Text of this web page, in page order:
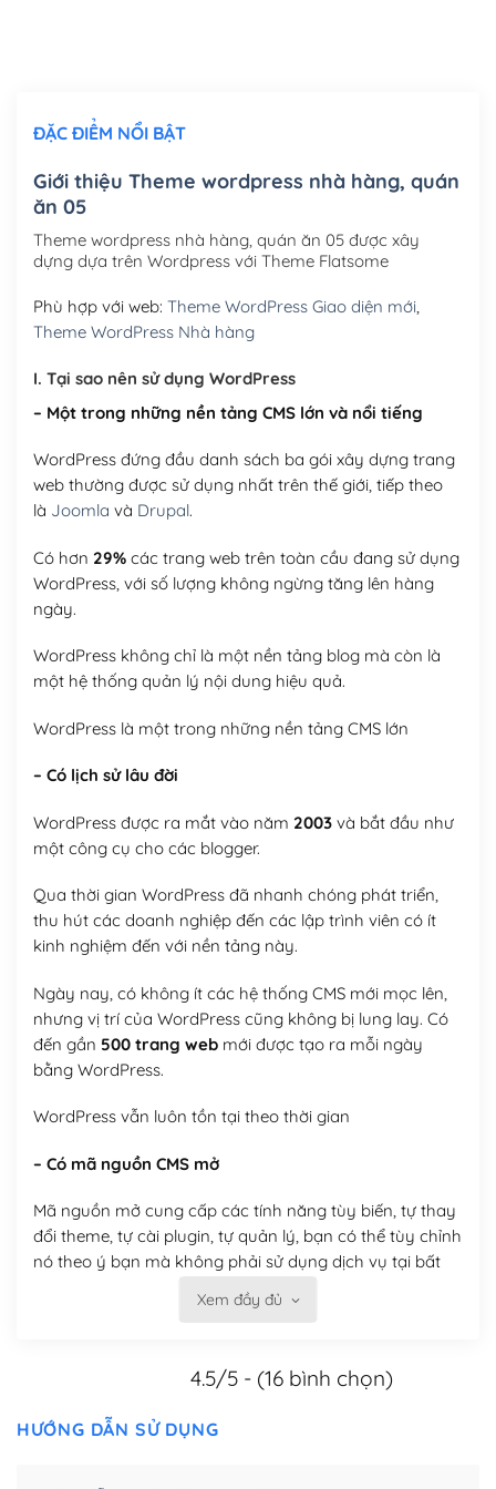
Mua thêm Host + Tên miền
Tên miền Việt Nam .vn (1 năm)
Hosting 2GB SSD (1 năm)(+450,000₫)
Hosting 3GB SSD (1 năm)(+550,000₫)
Hosting 5GB SSD (1 năm)
Hosting 8GB SSD (1 năm) (+950,000₫)
ĐẶC ĐIỂM NỔI BẬT
Giới thiệu Theme wordpress nhà hàng, quán
ăn 05
Theme wordpress nhà hàng, quán ăn 05 được xây
dựng dựa trên Wordpress với Theme Flatsome
Phù hợp với web: Theme WordPress Giao diện mới,
Theme WordPress Nhà hàng
I. Tại sao nên sử dụng WordPress
– Một trong những nền tảng CMS lớn và nổi tiếng
WordPress đứng đầu danh sách ba gói xây dựng trang
web thường được sử dụng nhất trên thế giới, tiếp theo
là Joomla và Drupal.
Có hơn 29%các trang web trên toàn cầu đang sử dụng
WordPress, với số lượng không ngừng tăng lên hàng
ngày.
WordPress không chỉ là một nền tảng blog mà còn là
một hệ thống quản lý nội dung hiệu quả.
WordPress là một trong những nền tảng CMS lớn
– Có lịch sử lâu đời
WordPress được ra mắt vào năm 2003và bắt đầu như
một công cụ cho các blogger.
Qua thời gian WordPress đã nhanh chóng phát triển,
thu hút các doanh nghiệp đến các lập trình viên có ít
kinh nghiệm đến với nền tảng này.
Ngày nay, có không ít các hệ thống CMS mới mọc lên,
nhưng vị trí của WordPress cũng không bị lung lay. Có
đến gần 500 trang webmới được tạo ra mỗi ngày
bằng WordPress.
WordPress vẫn luôn tồn tại theo thời gian
– Có mã nguồn CMS mở
Mã nguồn mở cung cấp các tính năng tùy biến, tự thay
đổi theme, tự cài plugin, tự quản lý, bạn có thể tùy chỉnh
nó theo ý bạn mà không phải sử dụng dịch vụ tại bất
Xem đầy đủ
4.5/5 - (16 bình chọn)
HƯỚNG DẪN SỬ DỤNG